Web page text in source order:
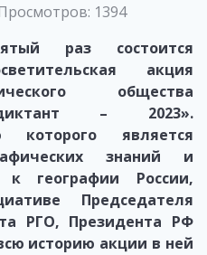
1394
раз состоится
акция
общества
диктант – 2023».
которого является
знаний и
географии России,
Председателя
РГО, Президента РФ
историю акции в ней